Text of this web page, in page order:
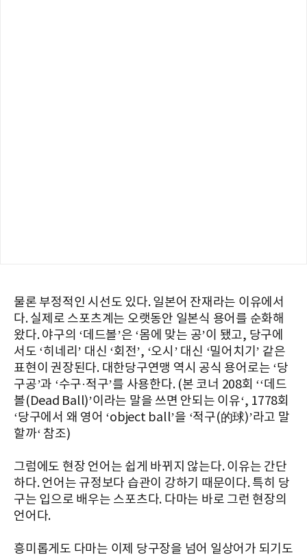
물론 부정적인 시선도 있다. 일본어 잔재라는 이유에서
다. 실제로 스포츠계는 오랫동안 일본식 용어를 순화해
왔다. 야구의 ‘데드볼’은 ‘몸에 맞는 공’이 됐고, 당구에
서도 ‘히네리’ 대신 ‘회전’, ‘오시’ 대신 ‘밀어치기’ 같은
표현이 권장된다. 대한당구연맹 역시 공식 용어로는 ‘당
구공’과 ‘수구·적구’를 사용한다. (본 코너 208회 ‘‘데드
볼(Dead Ball)’이라는 말을 쓰면 안되는 이유‘, 1778회
‘당구에서 왜 영어 ‘object ball’을 ‘적구(的球)’라고 말
할까‘ 참조)
그럼에도 현장 언어는 쉽게 바뀌지 않는다. 이유는 간단
하다. 언어는 규정보다 습관이 강하기 때문이다. 특히 당
구는 입으로 배우는 스포츠다. 다마는 바로 그런 현장의
언어다.
흥미롭게도 다마는 이제 당구장을 넘어 일상어가 되기도